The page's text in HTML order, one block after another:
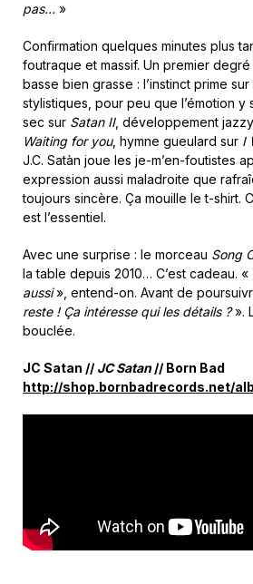
pas… »
Confirmation quelques minutes plus
foutraque et massif. Un premier degré
basse bien grasse : l’instinct prime
stylistiques, pour peu que l’émotion y
sec sur Satan II, développement
Waiting for you, hymne gueulard sur I
J.C. Satàn joue les je-m’en-foutistes
expression aussi maladroite que
toujours sincère. Ça mouille le t-shirt.
est l’essentiel.
Avec une surprise : le morceau Song
la table depuis 2010… C’est cadeau. «
aussi», entend-on. Avant de
reste ! Ça intéresse qui les détails ?».
bouclée.
JC Satan // JC Satan// Born Bad
http://shop.bornbadrecords.net/